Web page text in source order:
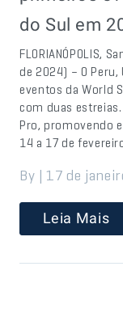
do Sul em
FLORIANÓPOLIS,
de 2024) – O
eventos da World
com duas
Pro, promovendo
14 a 17 de
By | 17 de
Leia Mais